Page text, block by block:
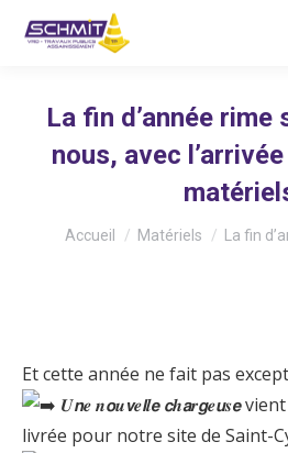
La fin d’année rime
nous, avec
Vous êtes ici :
Accueil Matériels La fin
Et cette année ne fait pas
𝑼𝙣𝒆 𝒏𝙤𝒖𝙫𝒆𝙡𝒍𝙚 𝙘𝒉𝙖𝒓𝙜𝒆𝙪𝒔𝙚
livrée pour notre site de Saint-